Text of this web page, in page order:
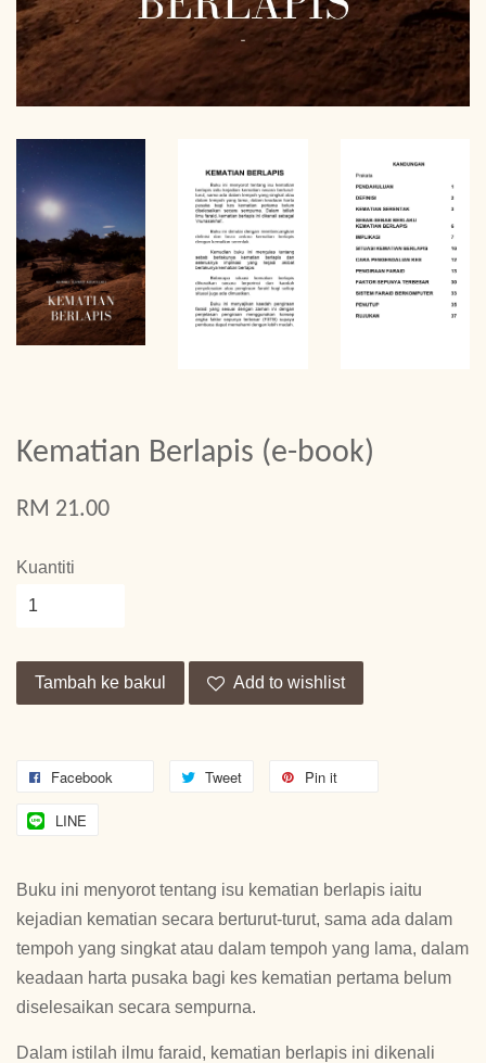
Kematian Berlapis (e-book)
RM 21.00
Kuantiti
Tambah ke bakul Add to wishlist
Facebook Tweet Pin it
LINE
Buku ini menyorot tentang isu kematian berlapis iaitu
kejadian kematian secara berturut-turut, sama ada dalam
tempoh yang singkat atau dalam tempoh yang lama, dalam
keadaan harta pusaka bagi kes kematian pertama belum
diselesaikan secara sempurna.
Dalam istilah ilmu faraid, kematian berlapis ini dikenali